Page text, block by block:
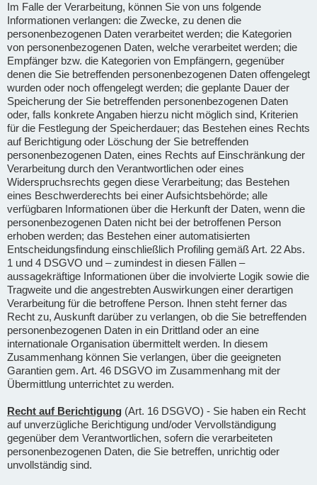
Im Falle der Verarbeitung, können Sie von uns folgende
Informationen verlangen: die Zwecke, zu denen die
personenbezogenen Daten verarbeitet werden; die Kategorien
von personenbezogenen Daten, welche verarbeitet werden; die
Empfänger bzw. die Kategorien von Empfängern, gegenüber
denen die Sie betreffenden personenbezogenen Daten offengelegt
wurden oder noch offengelegt werden; die geplante Dauer der
Speicherung der Sie betreffenden personenbezogenen Daten
oder, falls konkrete Angaben hierzu nicht möglich sind, Kriterien
für die Festlegung der Speicherdauer; das Bestehen eines Rechts
auf Berichtigung oder Löschung der Sie betreffenden
personenbezogenen Daten, eines Rechts auf Einschränkung der
Verarbeitung durch den Verantwortlichen oder eines
Widerspruchsrechts gegen diese Verarbeitung; das Bestehen
eines Beschwerderechts bei einer Aufsichtsbehörde; alle
verfügbaren Informationen über die Herkunft der Daten, wenn die
personenbezogenen Daten nicht bei der betroffenen Person
erhoben werden; das Bestehen einer automatisierten
Entscheidungsfindung einschließlich Profiling gemäß Art. 22 Abs.
1 und 4 DSGVO und – zumindest in diesen Fällen –
aussagekräftige Informationen über die involvierte Logik sowie die
Tragweite und die angestrebten Auswirkungen einer derartigen
Verarbeitung für die betroffene Person. Ihnen steht ferner das
Recht zu, Auskunft darüber zu verlangen, ob die Sie betreffenden
personenbezogenen Daten in ein Drittland oder an eine
internationale Organisation übermittelt werden. In diesem
Zusammenhang können Sie verlangen, über die geeigneten
Garantien gem. Art. 46 DSGVO im Zusammenhang mit der
Übermittlung unterrichtet zu werden.
Recht auf Berichtigung (Art. 16 DSGVO) - Sie haben ein Recht
auf unverzügliche Berichtigung und/oder Vervollständigung
gegenüber dem Verantwortlichen, sofern die verarbeiteten
personenbezogenen Daten, die Sie betreffen, unrichtig oder
unvollständig sind.